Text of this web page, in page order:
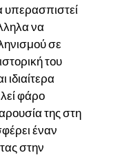
υπερασπιστεί
να
σε
του
ιδιαίτερα
φάρο
της στη
έναν
στην